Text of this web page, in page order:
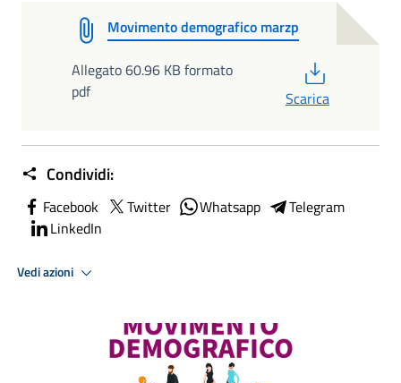
Movimento demografico marzp
Allegato 60.96 KB formato
pdf
Scarica
Condividi:
Facebook Twitter Whatsapp
Telegram
LinkedIn
Vedi azioni